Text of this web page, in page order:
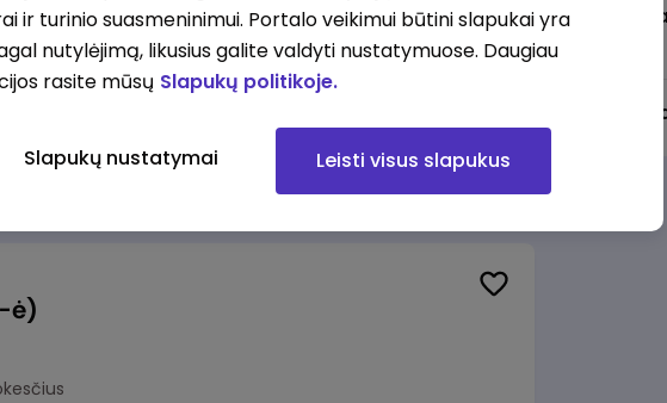
Veiklos užtikrinimo ir atitikties vyr. ekspertas (-ė) (Klaipėda) (Klaipėda, LT)
ė)
Darbo
ir turinio suasmeninimui. Portalo veikimui būtini slapukai yra
nutylėjimą, likusius galite valdyti nustatymuose. Daugiau
rasite mūsų Slapukų politikoje.
Slapukų nustatymai Leisti visus slapukus